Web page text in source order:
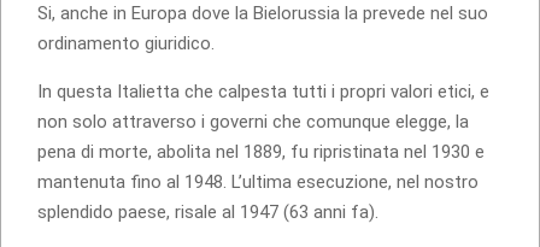
Si, anche in Europa dove la Bielorussia la prevede nel suo
ordinamento giuridico.
In questa Italietta che calpesta tutti i propri valori etici, e
non solo attraverso i governi che comunque elegge, la
pena di morte, abolita nel 1889, fu ripristinata nel 1930 e
mantenuta fino al 1948. L’ultima esecuzione, nel nostro
splendido paese, risale al 1947 (63 anni fa).